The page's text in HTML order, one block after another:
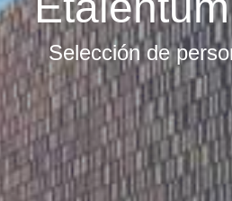
Selección de